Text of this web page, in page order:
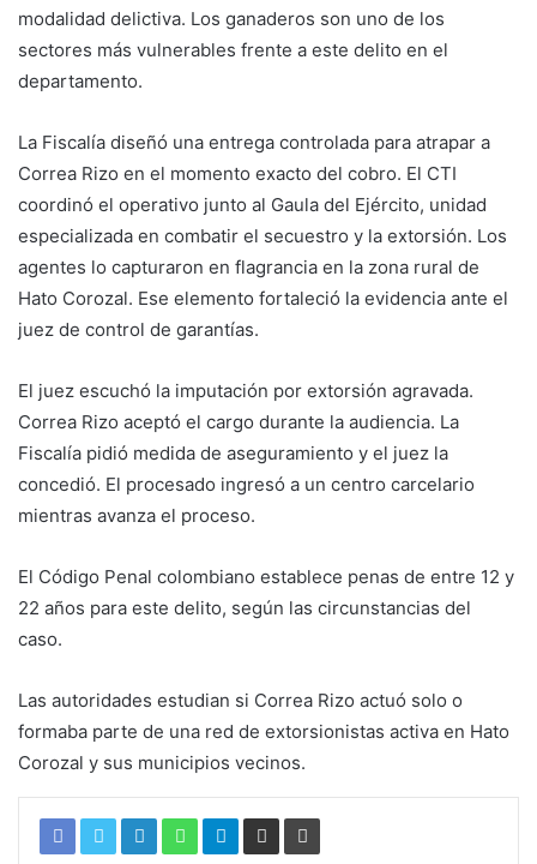
modalidad delictiva. Los ganaderos son uno de los
sectores más vulnerables frente a este delito en el
departamento.
La Fiscalía diseñó una entrega controlada para atrapar a
Correa Rizo en el momento exacto del cobro. El CTI
coordinó el operativo junto al Gaula del Ejército, unidad
especializada en combatir el secuestro y la extorsión. Los
agentes lo capturaron en flagrancia en la zona rural de
Hato Corozal. Ese elemento fortaleció la evidencia ante el
juez de control de garantías.
El juez escuchó la imputación por extorsión agravada.
Correa Rizo aceptó el cargo durante la audiencia. La
Fiscalía pidió medida de aseguramiento y el juez la
concedió. El procesado ingresó a un centro carcelario
mientras avanza el proceso.
El Código Penal colombiano establece penas de entre 12 y
22 años para este delito, según las circunstancias del
caso.
Las autoridades estudian si Correa Rizo actuó solo o
formaba parte de una red de extorsionistas activa en Hato
Corozal y sus municipios vecinos.